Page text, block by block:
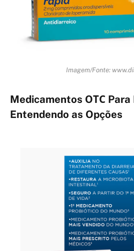
Imagem/Fonte:
Medicamentos OТС Para
Entendendo as Opções